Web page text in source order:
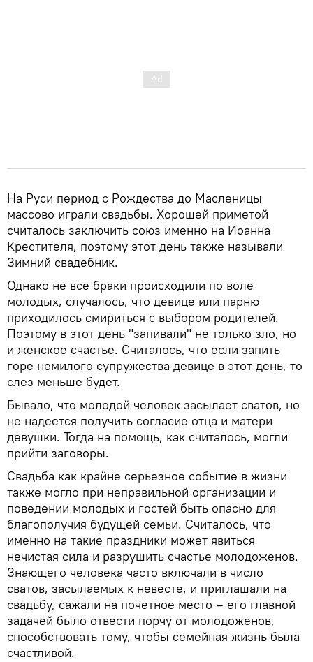
На Руси период с Рождества до Масленицы
массово играли свадьбы. Хорошей приметой
считалось заключить союз именно на Иоанна
Крестителя, поэтому этот день также называли
Зимний свадебник.
Однако не все браки происходили по воле
молодых, случалось, что девице или парню
приходилось смириться с выбором родителей.
Поэтому в этот день "запивали" не только зло, но
и женское счастье. Считалось, что если запить
горе немилого супружества девице в этот день, то
слез меньше будет.
Бывало, что молодой человек засылает сватов, но
не надеется получить согласие отца и матери
девушки. Тогда на помощь, как считалось, могли
прийти заговоры.
Свадьба как крайне серьезное событие в жизни
также могло при неправильной организации и
поведении молодых и гостей быть опасно для
благополучия будущей семьи. Считалось, что
именно на такие праздники может явиться
нечистая сила и разрушить счастье молодоженов.
Знающего человека часто включали в число
сватов, засылаемых к невесте, и приглашали на
свадьбу, сажали на почетное место – его главной
задачей было отвести порчу от молодоженов,
способствовать тому, чтобы семейная жизнь была
счастливой.